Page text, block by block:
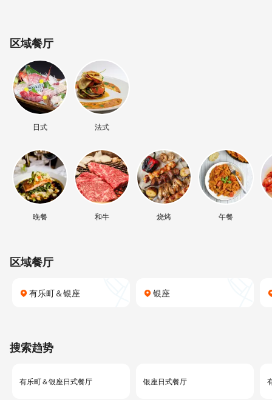
区域餐厅
日式 法式
晚餐 和牛 烧烤 午餐
区域餐厅
有乐町＆银座 银座
搜索趋势
有乐町＆银座日式餐厅 银座日式餐厅